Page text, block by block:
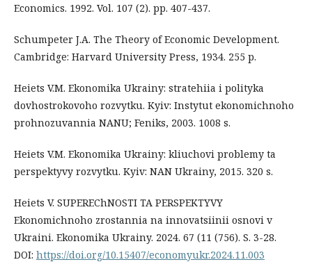
Economics. 1992. Vol. 107 (2). pp. 407-437.
Schumpeter J.A. The Theory of Economic Development.
Cambridge: Harvard University Press, 1934. 255 p.
Heiets V.M. Ekonomika Ukrainy: stratehiia i polityka
dovhostrokovoho rozvytku. Kyiv: Instytut ekonomichnoho
prohnozuvannia NANU; Feniks, 2003. 1008 s.
Heiets V.M. Ekonomika Ukrainy: kliuchovi problemy ta
perspektyvy rozvytku. Kyiv: NAN Ukrainy, 2015. 320 s.
Heiets V. SUPEREChNOSTI TA PERSPEKTYVY
Ekonomichnoho zrostannia na innovatsiinii osnovi v
Ukraini. Ekonomika Ukrainy. 2024. 67 (11 (756). S. 3-28.
DOI: https://doi.org/10.15407/economyukr.2024.11.003